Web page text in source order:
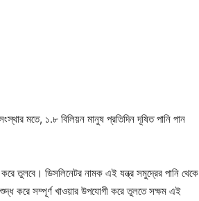
মতে, ১.৮ বিলিয়ন মানুষ প্রতিদিন দূষিত পানি পান
করে তুলবে। ডিসলিনেটর নামক এই যন্ত্র সমুদ্রের পানি থেকে
করে সম্পূর্ণ খাওয়ার উপযোগী করে তুলতে সক্ষম এই